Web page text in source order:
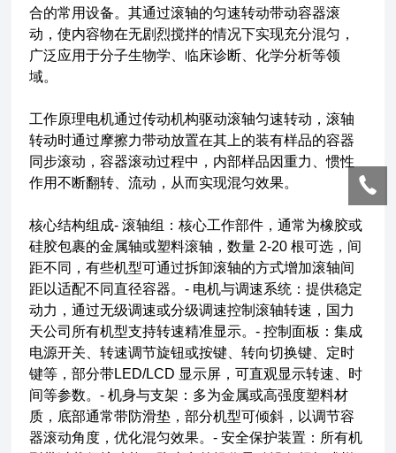
合的常用设备。其通过滚轴的匀速转动带动容器滚
动，使内容物在无剧烈搅拌的情况下实现充分混匀，
广泛应用于分子生物学、临床诊断、化学分析等领
域。
工作原理电机通过传动机构驱动滚轴匀速转动，滚轴
转动时通过摩擦力带动放置在其上的装有样品的容器
同步滚动，容器滚动过程中，内部样品因重力、惯性
作用不断翻转、流动，从而实现混匀效果。
核心结构组成- 滚轴组：核心工作部件，通常为橡胶或
硅胶包裹的金属轴或塑料滚轴，数量 2-20 根可选，间
距不同，有些机型可通过拆卸滚轴的方式增加滚轴间
距以适配不同直径容器。- 电机与调速系统：提供稳定
动力，通过无级调速或分级调速控制滚轴转速，国力
天公司所有机型支持转速精准显示。- 控制面板：集成
电源开关、转速调节旋钮或按键、转向切换键、定时
键等，部分带LED/LCD 显示屏，可直观显示转速、时
间等参数。- 机身与支架：多为金属或高强度塑料材
质，底部通常带防滑垫，部分机型可倾斜，以调节容
器滚动角度，优化混匀效果。- 安全保护装置：所有机